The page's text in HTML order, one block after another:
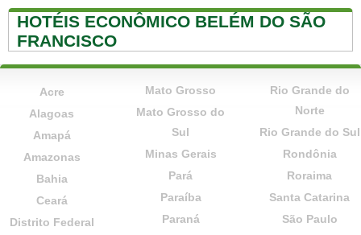
HOTÉIS ECONÔMICO BELÉM DO SÃO
FRANCISCO
Acre
Alagoas
Amapá
Amazonas
Bahia
Ceará
Distrito Federal
Mato Grosso
Mato Grosso do
Sul
Minas Gerais
Pará
Paraíba
Paraná
Rio Grande do
Norte
Rio Grande do Sul
Rondônia
Roraima
Santa Catarina
São Paulo